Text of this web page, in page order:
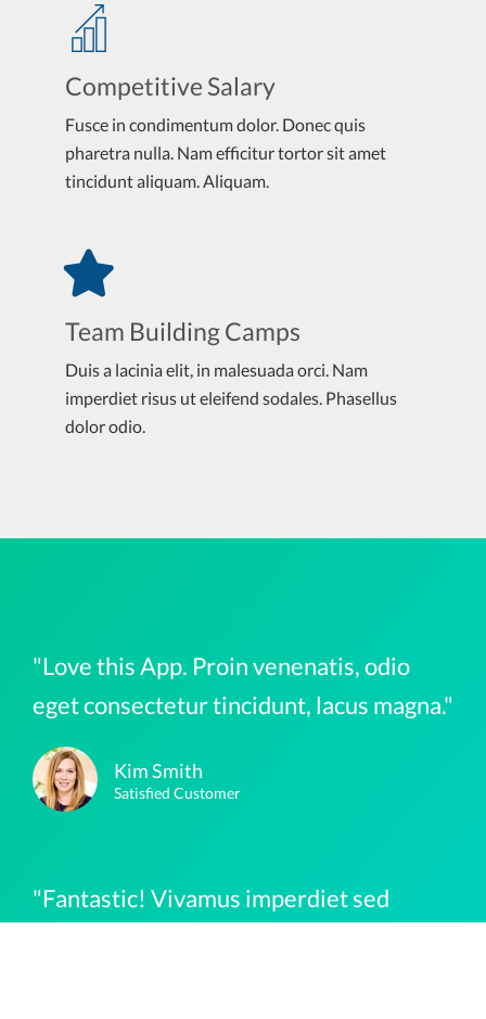
Competitive Salary
Fusce in condimentum dolor. Donec quis
pharetra nulla. Nam efficitur tortor sit amet
tincidunt aliquam. Aliquam.
Team Building Camps
Duis a lacinia elit, in malesuada orci. Nam
imperdiet risus ut eleifend sodales. Phasellus
dolor odio.
"Love this App. Proin venenatis, odio
eget consectetur tincidunt, lacus magna."
Kim Smith
Satisfied Customer
"Fantastic! Vivamus imperdiet sed